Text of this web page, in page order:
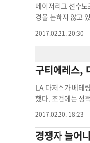
난 뒤에야 환하게 풀렸다. 동료들과
피칭(타자를 세워
러스 해설위원은 "
진은 2015년 5월
다. 그는 "라이브
처럼 움직였다"고 칭찬했다. 2013년과 2014년 다저스의 3선발로 활약했던 류현진은 올 시즌
다저스의 1~3선발을 맡을 것으로 보인다. 류현진은 스콧 카즈미
야 한다. 류현진은
다. 현장에서 류현진의 피칭을 직접 본 전문가들은 낙관적인 전망을 내놨다. 손혁 해설위원은 "공을 던질 때 부상 부위에 신경을 쓰면 자신도 모르
게 투구 폼이 달라
메이저리그 선수노조가 급격한 경기
경을 논하지 않고
진룰 관련 의견을
스트라이크존 조정 등 중대한 변화
존은 긍정이든 부
움이 될 수 있는 규칙 변화에
들도 적응할 시간
2017.02.21. 20:30
구티에레스,
LA 다저스가 베테
했다. 조건에는 성
타율 0.240(장타율 0.363)이
수 있으며 2010년
2017.02.20. 18:23
경쟁자 늘어